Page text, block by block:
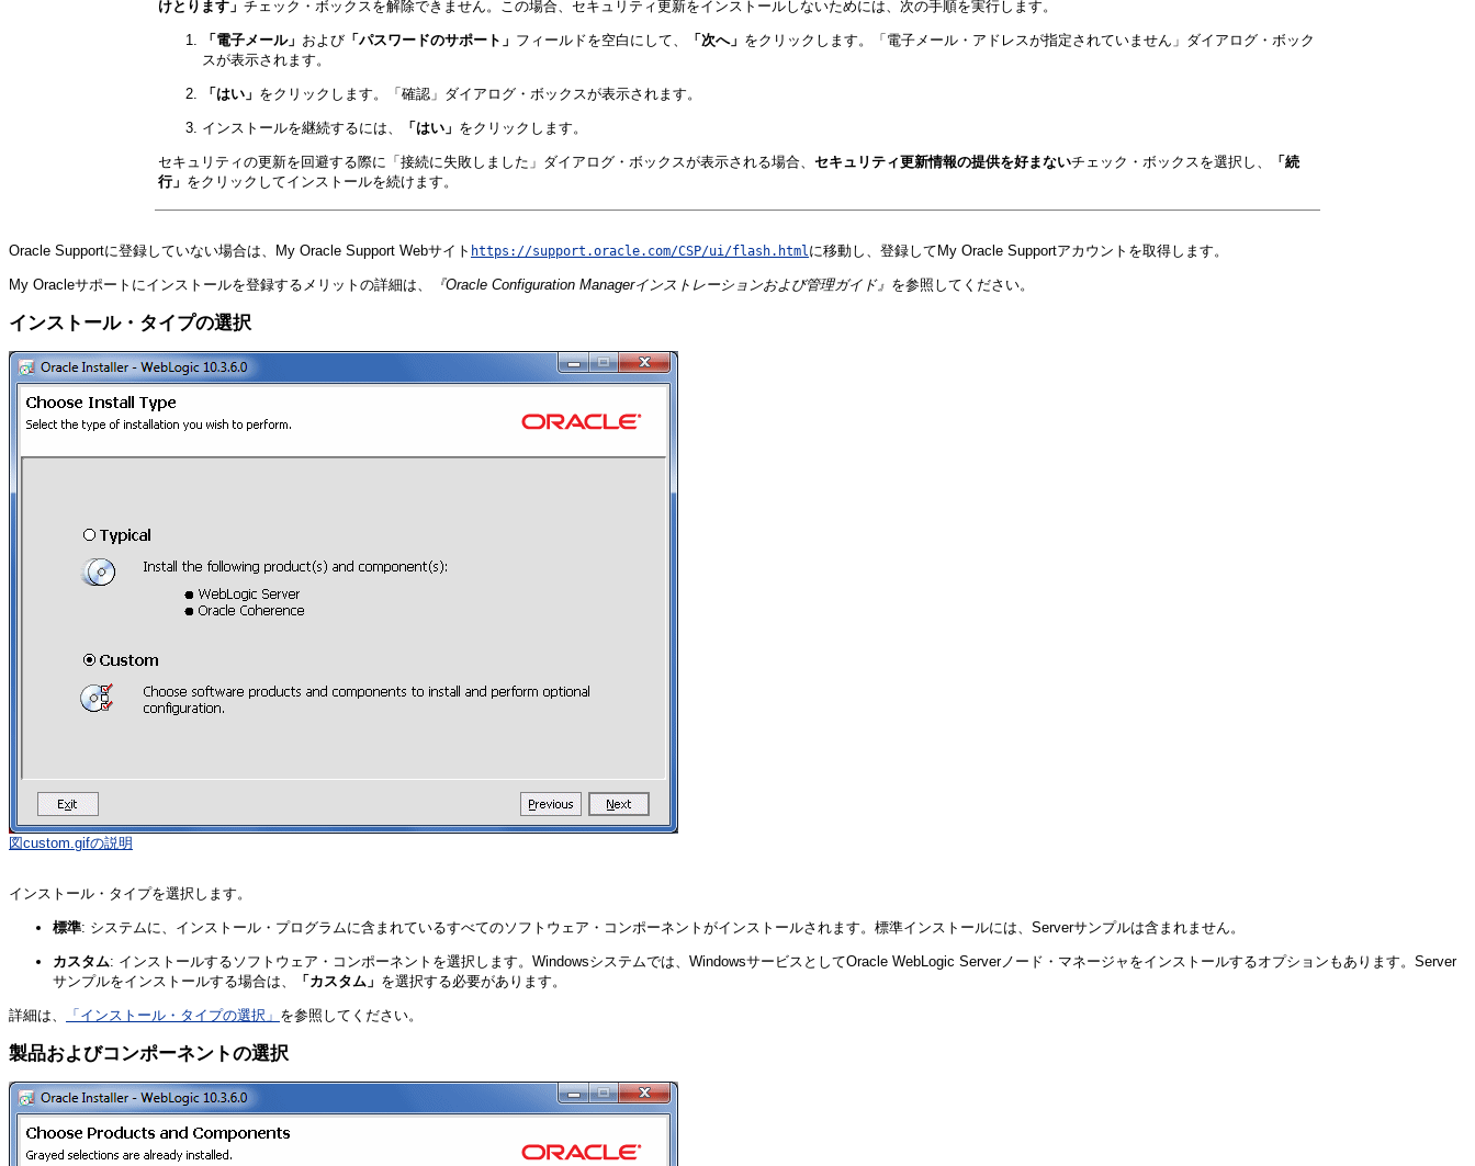
けとります」 チェック・ボックスを解除できません。この場合、セキュリティ更新をインストールしないためには、次の手順を実行します。
「電子メール」 および 「パスワードのサポート」 フィールドを空白にして、 「次へ」 をクリックします。 「電子メール・アドレスが指定されていません」 ダイアログ・ボック
スが表示されます。
「はい」 をクリックします。 「確認」 ダイアログ・ボックスが表示されます。
インストールを継続するには、 「はい」 をクリックします。
セキュリティの更新を回避する際に 「接続に失敗しました」 ダイアログ・ボックスが表示される場合、 セキュリティ更新情報の提供を好まないチェック・ボックスを選択し、
「続
行」 をクリックしてインストールを続けます。
Oracle Supportに登録していない場合は、My Oracle Support Webサイト https://support.oracle.com/CSP/ui/flash.htmlに移動し、登録してMy Oracle Supportアカウントを取得します。
My Oracleサポートにインストールを登録するメリットの詳細は、 『Oracle Configuration Managerインストレーションおよび管理ガイド』 を参照してください。
インストール・タイプの選択
図custom.gifの説明
インストール・タイプを選択します。
標準: システムに、インストール・プログラムに含まれているすべてのソフトウェア・コンポーネントがインストールされます。標準インストールには、Serverサンプルは含まれません。
カスタム: インストールするソフトウェア・コンポーネントを選択します。Windowsシステムでは、WindowsサービスとしてOracle WebLogic Serverノード・マネージャをインストールするオプションもあります。Server
サンプルをインストールする場合は、
「カスタム」 を選択する必要があります。
詳細は、 「インストール・タイプの選択」 を参照してください。
製品およびコンポーネントの選択